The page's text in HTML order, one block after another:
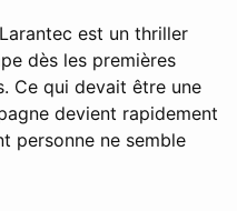
est un thriller
dès les premières
Ce qui devait être une
devient rapidement
personne ne semble